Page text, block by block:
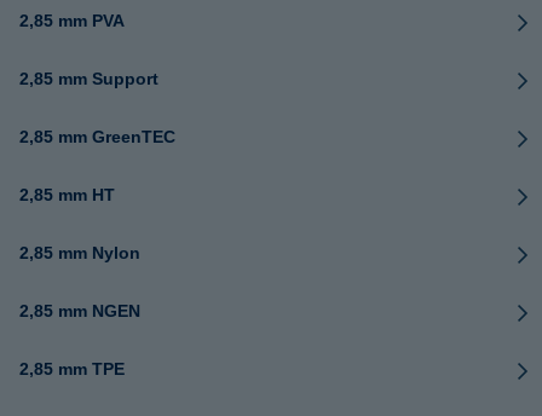
2,85 mm PVA
2,85 mm Support
2,85 mm GreenTEC
2,85 mm HT
2,85 mm Nylon
2,85 mm NGEN
2,85 mm TPE